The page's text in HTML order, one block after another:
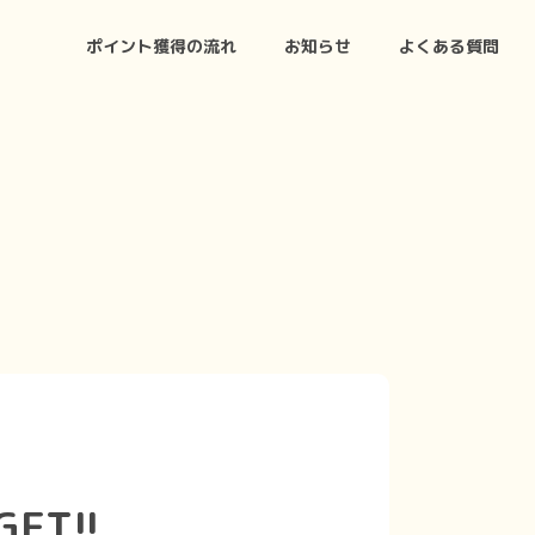
ポイント獲得の流れ お知らせ よくある質問